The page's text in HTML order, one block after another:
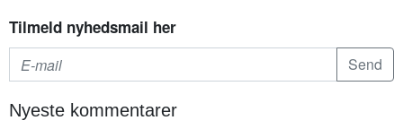
Tilmeld nyhedsmail her
Nyeste kommentarer